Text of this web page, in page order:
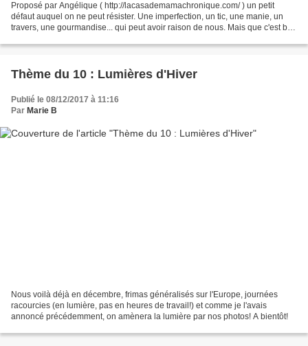
Proposé par Angélique ( http://lacasademamachronique.com/ ) un petit
défaut auquel on ne peut résister. Une imperfection, un tic, une manie, un
travers, une gourmandise... qui peut avoir raison de nous. Mais que c'est bon
Thème du 10 : Lumières d'Hiver
Publié le 08/12/2017 à 11:16
Par Marie B
Nous voilà déjà en décembre, frimas généralisés sur l'Europe, journées
racourcies (en lumière, pas en heures de travail!) et comme je l'avais
annoncé précédemment, on amènera la lumière par nos photos! A bientôt!